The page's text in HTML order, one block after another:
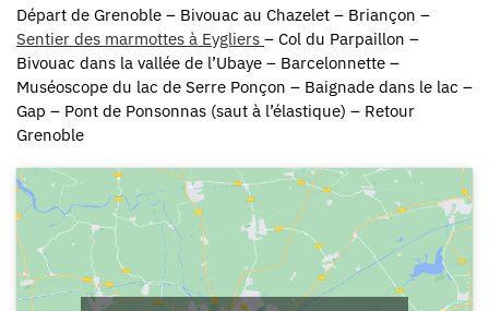
Départ de Grenoble – Bivouac au Chazelet – Briançon –
Sentier des marmottes à Eygliers – Col du Parpaillon –
Bivouac dans la vallée de l’Ubaye – Barcelonnette –
Muséoscope du lac de Serre Ponçon – Baignade dans le lac –
Gap – Pont de Ponsonnas (saut à l’élastique) – Retour
Grenoble